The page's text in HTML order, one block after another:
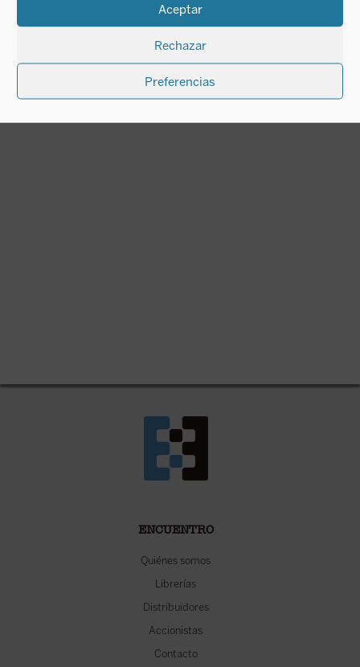
Aceptar
Rechazar
Preferencias
Alejandro Magno y el
ENCUENTRO
Quiénes somos
Librerías
Distribuidores
Accionistas
Contacto